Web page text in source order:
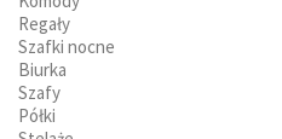
Regały
Szafki nocne
Biurka
Szafy
Półki